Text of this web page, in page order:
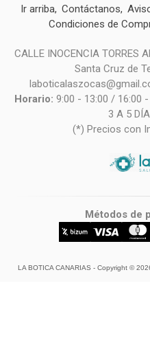
Ir arriba Contáctanos
Condiciones de
CALLE INOCENCIA TORRES
Santa Cruz de
Horario: 9:00 - 13:00 / 16:00
3 A 5
(*) Precios con
Métodos de
LA BOTICA CANARIAS - Copyright ©